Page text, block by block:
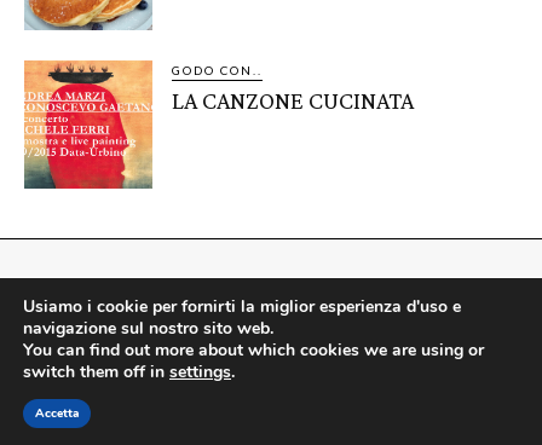
GODO CON..
LA CANZONE CUCINATA
PRIVACY POLICY
Usiamo i cookie per fornirti la miglior esperienza d'uso e
navigazione sul nostro sito web.
You can find out more about which cookies we are using or
switch them off in settings.
Accetta